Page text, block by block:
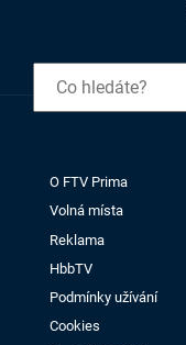
O FTV Prima
Volná místa
Reklama
HbbTV
Podmínky užívání
Cookies